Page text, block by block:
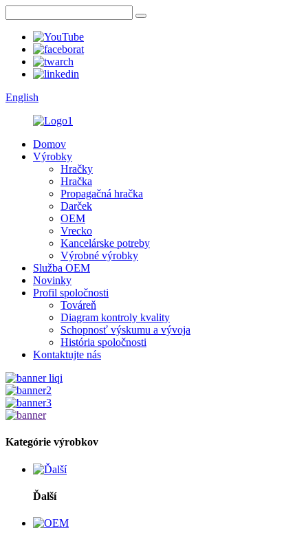
English
Domov
Výrobky
Hračky
Hračka
Propagačná hračka
Darček
OEM
Vrecko
Kancelárske potreby
Výrobné výrobky
Služba OEM
Novinky
Profil spoločnosti
Továreň
Diagram kontroly kvality
Schopnosť výskumu a vývoja
História spoločnosti
Kontaktujte nás
Kategórie výrobkov
Ďalší